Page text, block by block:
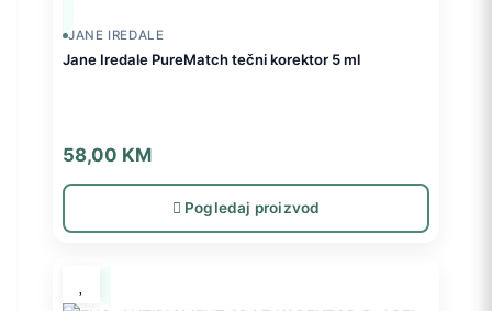
JANE IREDALE
Jane Iredale PureMatch tečni korektor 5 ml
58,00 KM
Pogledaj proizvod